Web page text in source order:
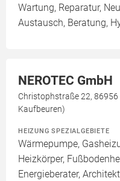
Wartung, Reparatur,
Austausch, Beratung,
NEROTEC GmbH
Christophstraße 22,
Kaufbeuren)
HEIZUNG SPEZIALGEBIETE
Wärmepumpe,
Heizkörper,
Energieberater,